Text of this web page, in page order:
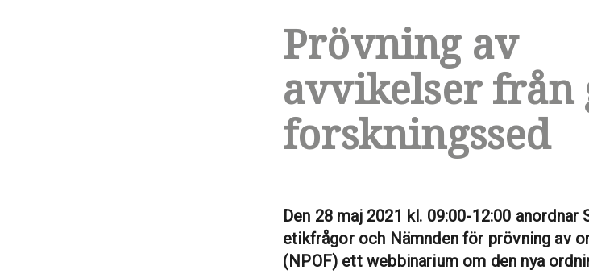
Prövning av
avvikelser från
forskningssed
Den 28 maj 2021 kl. 09:00-12:00
etikfrågor och Nämnden för prövning av
(NPOF) ett webbinarium om den nya